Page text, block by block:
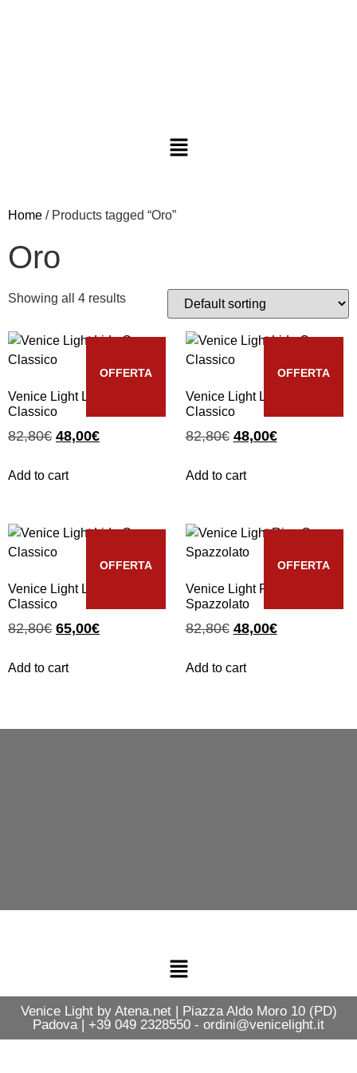
Home / Products tagged “Oro”
Oro
Showing all 4 results
OFFERTA
Venice Light Lido Oro
Classico
82,80€ 48,00€
Add to cart
OFFERTA
Venice Light Lido Oro
Classico
82,80€ 48,00€
Add to cart
OFFERTA
Venice Light Lido Oro
Classico
82,80€ 65,00€
Add to cart
OFFERTA
Venice Light Riva Oro
Spazzolato
82,80€ 48,00€
Add to cart
Venice Light by Atena.net | Piazza Aldo Moro 10 (PD)
Padova | +39 049 2328550 - ordini@venicelight.it